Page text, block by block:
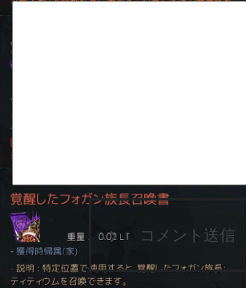
コメント送信